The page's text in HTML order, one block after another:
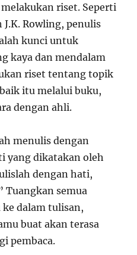
riset. Seperti
Rowling, penulis
kunci untuk
kaya dan mendalam
riset tentang topik
itu melalui buku,
dengan ahli.
menulis dengan
yang dikatakan oleh
dengan hati,
Tuangkan semua
ke dalam tulisan,
buat akan terasa
pembaca.